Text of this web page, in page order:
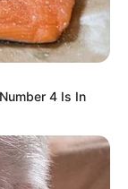
4 Is In